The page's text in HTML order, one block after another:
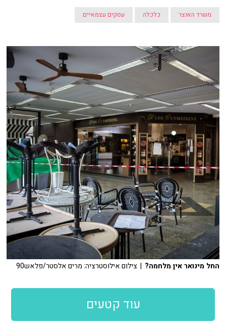
משרד האוצר כלכלה עסקים עצמאיים
החל מינואר אין מלחמה? | צילום אילוסטרציה: מרים אלסטר/פלאש90
עוד קטעים